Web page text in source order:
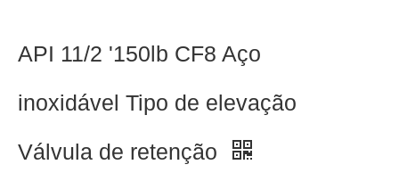
API 11/2 '150lb CF8 Aço
inoxidável Tipo de elevação
Válvula de retenção